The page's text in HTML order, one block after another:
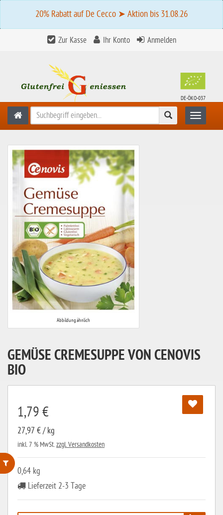
ohne Weizenstärke
laktosefrei
20% Rabatt auf De Cecco ➤ Aktion bis 31.08.26
Zur Kasse Ihr Konto Anmelden
DE-ÖKO-037
Suchen Toggle
Abbildung ähnlich
GEMÜSE CREMESUPPE VON CENOVIS
BIO
1,79 €
27,97 € / kg
inkl. 7 % MwSt.zzgl. Versandkosten
0,64 kg
Lieferzeit 2-3 Tage